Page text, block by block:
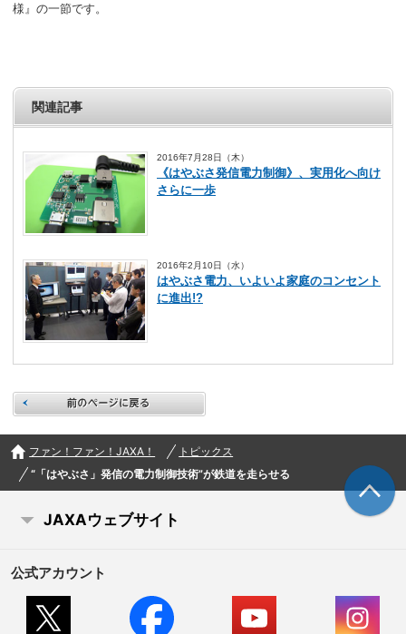
様』の一節です。
関連記事
2016年7月28日（木）
《はやぶさ発信電力制御》、実用化へ向け
さらに一歩
2016年2月10日（水）
はやぶさ電力、いよいよ家庭のコンセント
に進出!?
ファン！ファン！JAXA！
トピックス
“「はやぶさ」発信の電力制御技術”が鉄道を走らせる
JAXAウェブサイト
公式アカウント